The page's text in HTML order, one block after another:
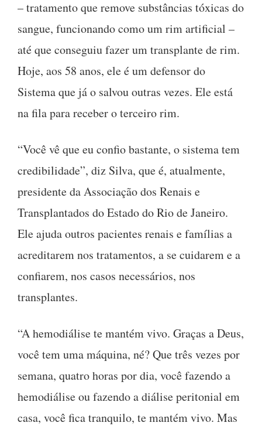
– tratamento que remove substâncias tóxicas do
sangue, funcionando como um rim artificial –
até que conseguiu fazer um transplante de rim.
Hoje, aos 58 anos, ele é um defensor do
Sistema que já o salvou outras vezes. Ele está
na fila para receber o terceiro rim.
“Você vê que eu confio bastante, o sistema tem
credibilidade”, diz Silva, que é, atualmente,
presidente da Associação dos Renais e
Transplantados do Estado do Rio de Janeiro.
Ele ajuda outros pacientes renais e famílias a
acreditarem nos tratamentos, a se cuidarem e a
confiarem, nos casos necessários, nos
transplantes.
“A hemodiálise te mantém vivo. Graças a Deus,
você tem uma máquina, né? Que três vezes por
semana, quatro horas por dia, você fazendo a
hemodiálise ou fazendo a diálise peritonial em
casa, você fica tranquilo, te mantém vivo. Mas